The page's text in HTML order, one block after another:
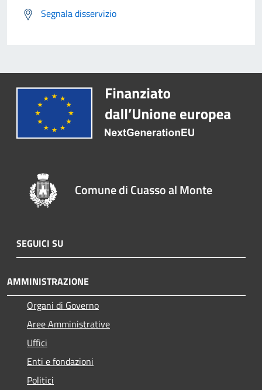
Segnala disservizio
Comune di Cuasso al Monte
SEGUICI SU
AMMINISTRAZIONE
Organi di Governo
Aree Amministrative
Uffici
Enti e fondazioni
Politici